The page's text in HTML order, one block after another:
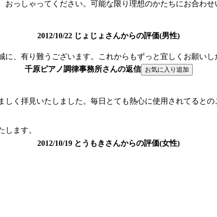
っしゃってください。可能な限り理想のかたちにお合わせ
2012/10/22 じょじょさんからの評価(男性)
、有り難うございます。これからもずっと宜しくお願い
千原ピアノ調律事務所さんの返信
く拝見いたしました。毎日とても熱心に使用されてると
ます。
2012/10/19 とうもきさんからの評価(女性)